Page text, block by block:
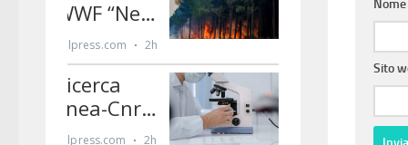
Nome
Sito